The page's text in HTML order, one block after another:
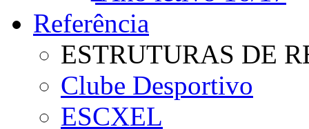
Referência
ESTRUTURAS DE
Clube Desportivo
ESCXEL